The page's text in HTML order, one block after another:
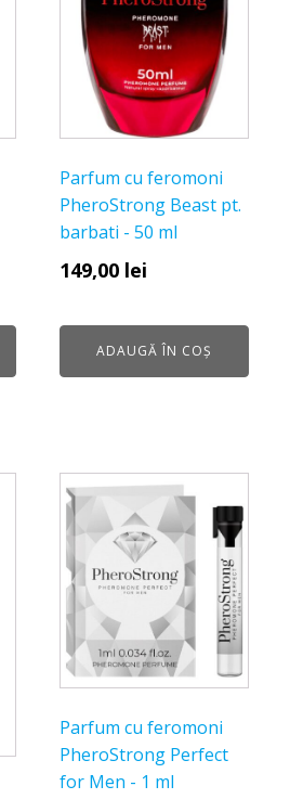
Parfum cu feromoni
PheroStrong Beast pt.
barbati - 50 ml
149,00 lei
ADAUGĂ ÎN COȘ
Parfum cu feromoni
PheroStrong Perfect
for Men - 1 ml